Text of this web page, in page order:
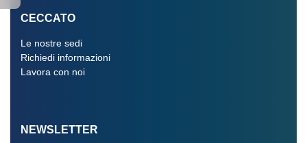
CECCATO
Le nostre sedi
Richiedi informazioni
Lavora con noi
NEWSLETTER